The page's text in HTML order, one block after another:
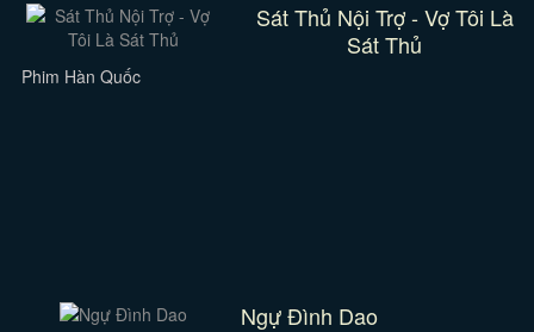
Sát Thủ Nội Trợ - Vợ Tôi Là
Sát Thủ
Phim Hàn Quốc
Ngự Đình Dao